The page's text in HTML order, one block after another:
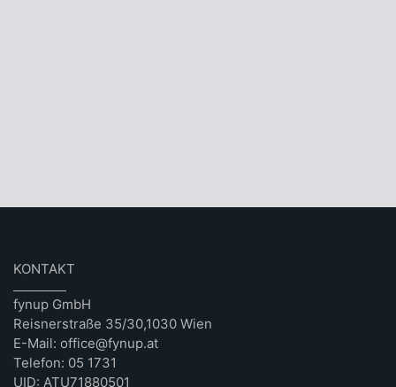
KONTAKT
fynup GmbH
Reisnerstraße 35/30,1030 Wien
E-Mail: office@fynup.at
Telefon: 05 1731
UID: ATU71880501